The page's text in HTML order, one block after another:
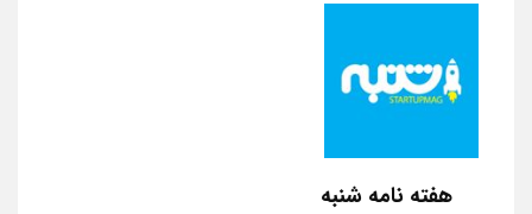
هفته نامه شنبه